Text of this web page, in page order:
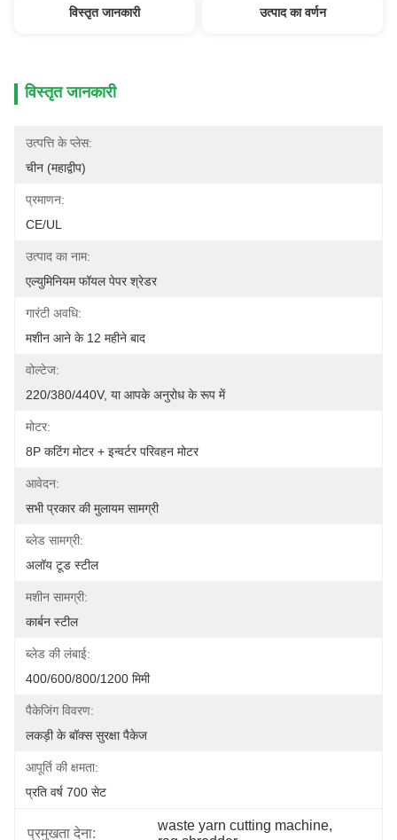
विस्तृत जानकारी उत्पाद का वर्णन
विस्तृत जानकारी
उत्पत्ति के प्लेस:
चीन (महाद्वीप)
प्रमाणन:
CE/UL
उत्पाद का नाम:
एल्युमिनियम फॉयल पेपर श्रेडर
गारंटी अवधि:
मशीन आने के 12 महीने बाद
वोल्टेज:
220/380/440V, या आपके अनुरोध के रूप में
मोटर:
8P कटिंग मोटर + इन्वर्टर परिवहन मोटर
आवेदन:
सभी प्रकार की मुलायम सामग्री
ब्लेड सामग्री:
अलॉय टूड स्टील
मशीन सामग्री:
कार्बन स्टील
ब्लेड की लंबाई:
400/600/800/1200 मिमी
पैकेजिंग विवरण:
लकड़ी के बॉक्स सुरक्षा पैकेज
आपूर्ति की क्षमता:
प्रति वर्ष 700 सेट
प्रमुखता देना:
waste yarn cutting machine,